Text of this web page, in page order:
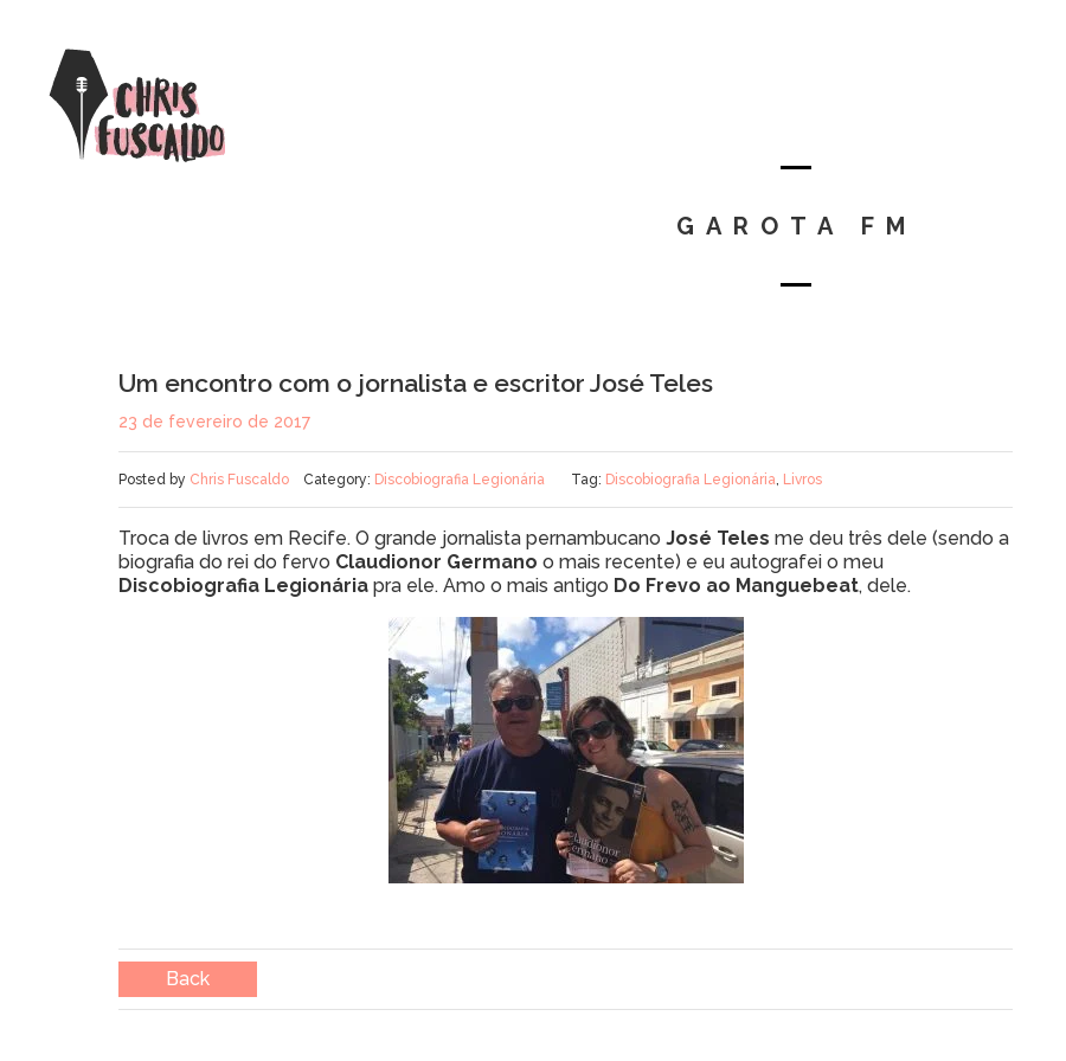
GAROTA FM
Um encontro com o jornalista e escritor José Teles
23 de fevereiro de 2017
Posted by Chris Fuscaldo Category: Discobiografia Legionária Tag: Discobiografia Legionária, Livros
Troca de livros em Recife. O grande jornalista pernambucano José Teles me deu três dele (sendo a
biografia do rei do fervo Claudionor Germano o mais recente) e eu autografei o meu
Discobiografia Legionária pra ele. Amo o mais antigo Do Frevo ao Manguebeat, dele.
Back